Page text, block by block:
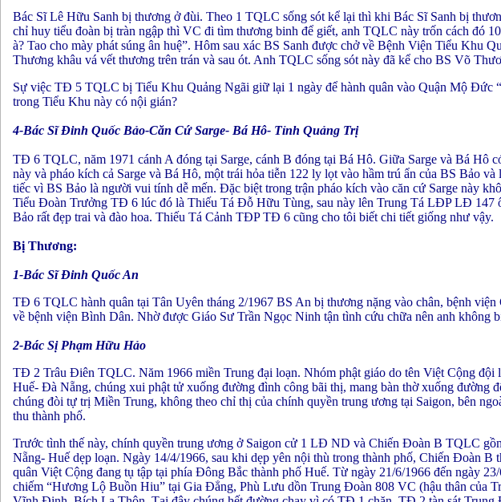
Bác Sĩ Lê Hữu Sanh bị thương ở đùi. Theo 1 TQLC sống sót kể lại thì khi Bác Sĩ Sanh bị
chỉ huy tiểu đoàn bị tràn ngập thì VC đi tìm thương binh để giết, anh TQLC này trốn cách đó
à? Tao cho mày phát súng ân huệ”. Hôm sau xác BS Sanh được chở về Bệnh Viện Tiểu Khu
Thương khâu vá vết thương trên trán và sau ót. Anh TQLC sống sót này đã kể cho BS Võ
Sự việc TĐ 5 TQLC bị Tiểu Khu Quảng Ngãi giữ lại 1 ngày để hành quân vào Quận Mộ Đức
trong Tiểu Khu này có nội gián?
4-Bác Sĩ Đinh Quốc Bảo-Căn Cứ Sarge- Bá Hô- Tỉnh Quảng Trị
TĐ 6 TQLC, năm 1971 cánh A đóng tại Sarge, cánh B đóng tại Bá Hô. Giữa Sarge và Bá
này và pháo kích cả Sarge và Bá Hô, một trái hỏa tiễn 122 ly lọt vào hầm trú ẩn của BS Bảo
tiếc vì BS Bảo là người vui tính dễ mến. Đặc biệt trong trận pháo kích vào căn cứ Sarge này
Tiểu Đoàn Trưởng TĐ 6 lúc đó là Thiếu Tá Đỗ Hữu Tùng, sau này lên Trung Tá LĐP LĐ 147
Bảo rất đẹp trai và đào hoa. Thiếu Tá Cảnh TĐP TĐ 6 cũng cho tôi biết chi tiết giống như vậy.
Bị Thương:
1-Bác Sĩ Đinh Quốc An
TĐ 6 TQLC hành quân tại Tân Uyên tháng 2/1967 BS An bị thương nặng vào chân, bệnh
về bệnh viện Bình Dân. Nhờ được Giáo Sư Trần Ngọc Ninh tận tình cứu chữa nên anh không
2-Bác Sị Phạm Hữu Hảo
TĐ 2 Trâu Điên TQLC. Năm 1966 miền Trung đại loạn. Nhóm phật giáo do tên Việt Cộng đội
Huế- Đà Nẵng, chúng xui phật tử xuống đường đình công bãi thị, mang bàn thờ xuống đường
chúng đòi tự trị Miền Trung, không theo chỉ thị của chính quyền trung ương tại Saigon, bên
thu thành phố.
Trước tình thế này, chính quyền trung ương ở Saigon cử 1 LĐ ND và Chiến Đoàn B TQLC
Nẵng- Huế dẹp loạn. Ngày 14/4/1966, sau khi dẹp yên nội thù trong thành phố, Chiến Đoàn B
quân Việt Cộng đang tụ tập tại phía Đông Bắc thành phố Huế. Từ ngày 21/6/1966 đến ngày
chiếm “Hương Lộ Buồn Hiu” tại Gia Đẳng, Phù Lưu dồn Trung Đoàn 808 VC (hậu thân của